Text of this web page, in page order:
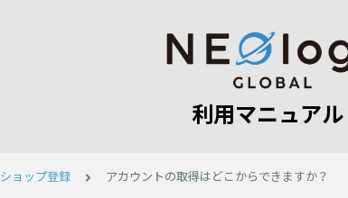
利用マニュアル
ショップ登録 アカウントの取得はどこからできますか？